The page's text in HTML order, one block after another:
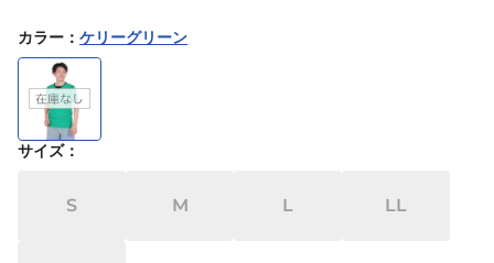
カラー ： ケリーグリーン
サイズ：
S M L LL